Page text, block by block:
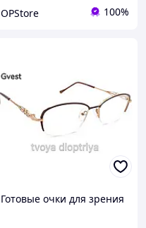
OPStore 100%
Готовые очки для зрения